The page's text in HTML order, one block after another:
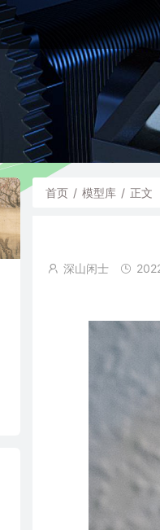
首页 / 模型库 / 正文
深山闲士